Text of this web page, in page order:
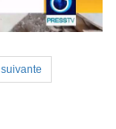
suivante